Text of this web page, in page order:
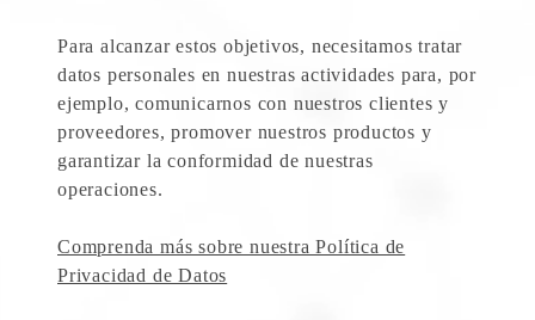
Para alcanzar estos objetivos, necesitamos tratar
datos personales en nuestras actividades para, por
ejemplo, comunicarnos con nuestros clientes y
proveedores, promover nuestros productos y
garantizar la conformidad de nuestras
operaciones.
Comprenda más sobre nuestra Política de
Privacidad de Datos